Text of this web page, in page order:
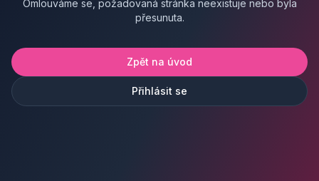
Omlouváme se, požadovaná stránka neexistuje nebo byla
přesunuta.
Zpět na úvod
Přihlásit se